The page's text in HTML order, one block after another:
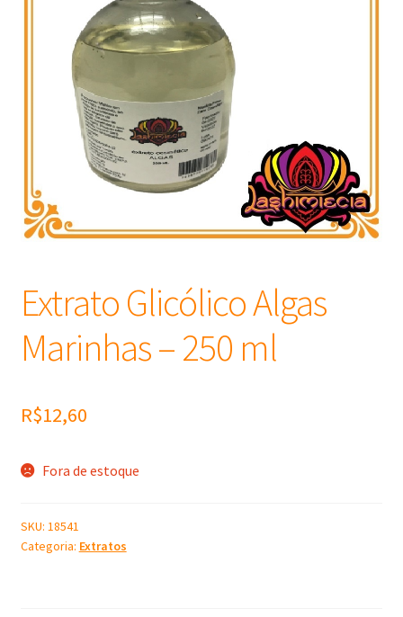
Extratos
Matéria Prima
Corante, Pigmento e Óxido
Manteiga
Insumos para Vela
Extrato Glicólico Algas
Marinhas – 250 ml
R$12,60
Fora de estoque
SKU: 18541
Categoria: Extratos